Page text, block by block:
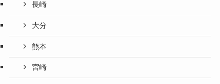
長崎
大分
熊本
宮崎